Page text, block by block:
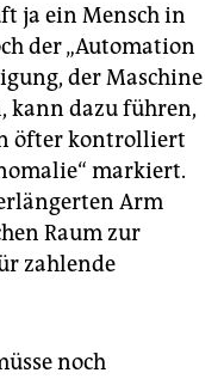
ja ein Mensch in
der „Automation
der Maschine
kann dazu führen,
öfter kontrolliert
markiert.
Arm
Raum zur
zahlende
noch